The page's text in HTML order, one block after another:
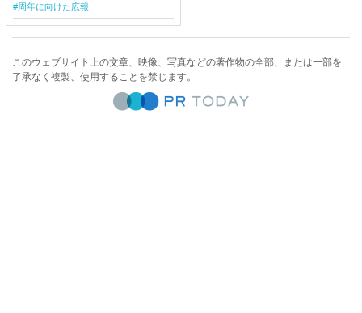
周年に向けた広報
このウェブサイト上の文章、映像、写真などの著作物の全部、または一部を
了承なく複製、使用することを禁じます。